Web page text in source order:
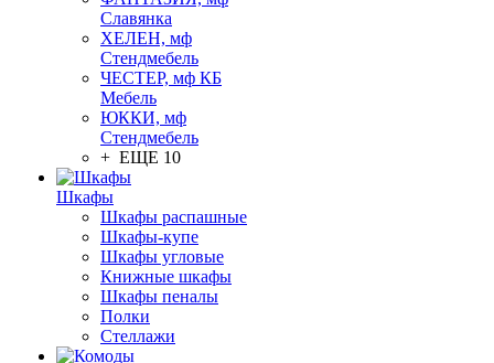
Славянка
ХЕЛЕН, мф
Стендмебель
ЧЕСТЕР, мф КБ
Мебель
ЮККИ, мф
Стендмебель
+ ЕЩЕ 10
Шкафы
Шкафы распашные
Шкафы-купе
Шкафы угловые
Книжные шкафы
Шкафы пеналы
Полки
Стеллажи